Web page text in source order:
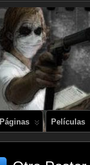
Páginas Películas